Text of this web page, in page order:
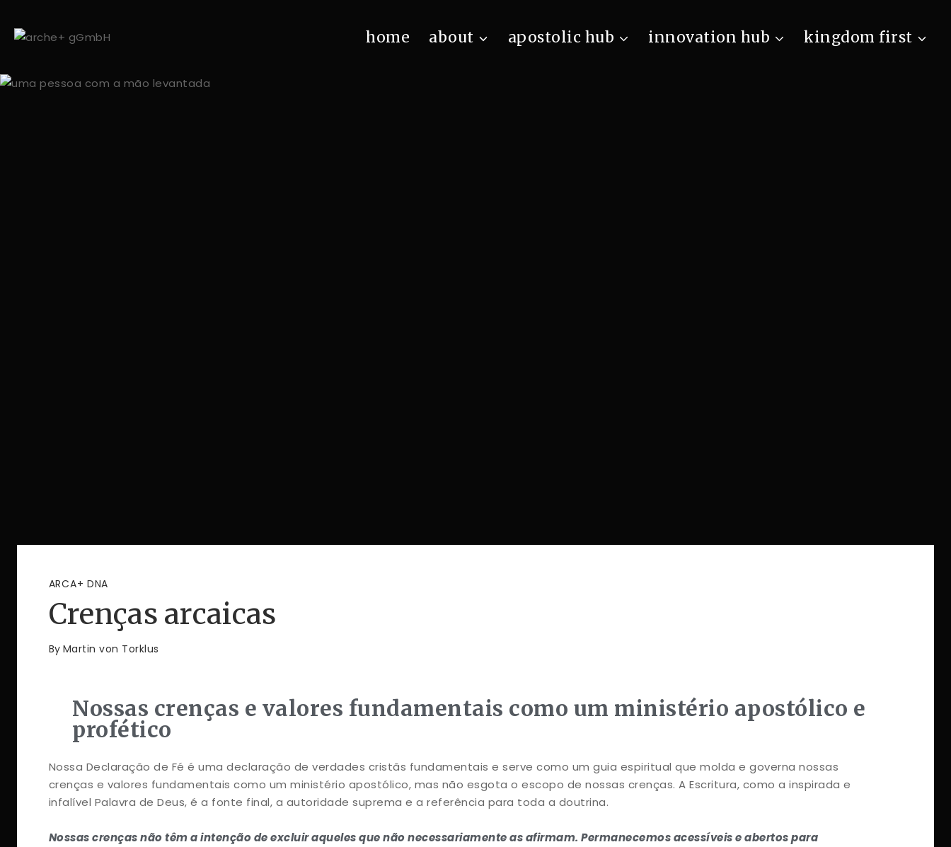
home about apostolic hub innovation hub kingdom first
ARCA+ DNA
Crenças arcaicas
By Martin von Torklus
Nossas crenças e valores fundamentais como um ministério apostólico e
profético
Nossa Declaração de Fé é uma declaração de verdades cristãs fundamentais e serve como um guia espiritual que molda e governa nossas
crenças e valores fundamentais como um ministério apostólico, mas não esgota o escopo de nossas crenças. A Escritura, como a inspirada e
infalível Palavra de Deus, é a fonte final, a autoridade suprema e a referência para toda a doutrina.
Nossas crenças não têm a intenção de excluir aqueles que não necessariamente as afirmam. Permanecemos acessíveis e abertos para